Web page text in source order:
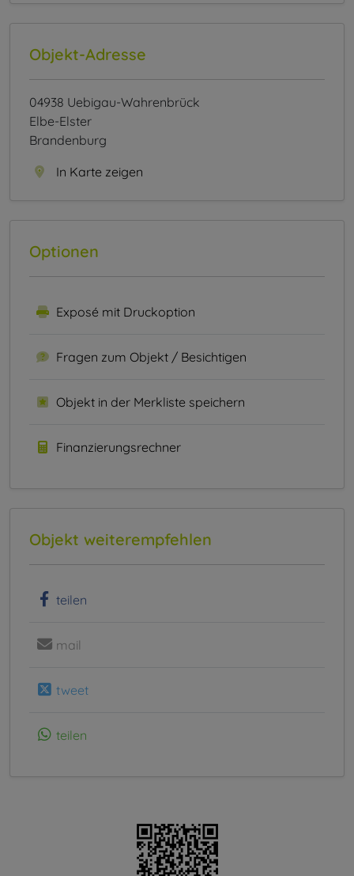
Objekt-Adresse
04938 Uebigau-Wahrenbrück
Elbe-Elster
Brandenburg
In Karte zeigen
Optionen
Exposé mit Druckoption
Fragen zum Objekt / Besichtigen
Objekt in der Merkliste speichern
Finanzierungsrechner
Objekt weiterempfehlen
teilen
mail
tweet
teilen